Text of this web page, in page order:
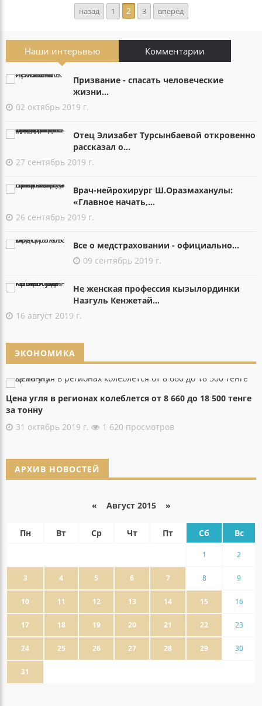
назад 1 2 3 вперед
Наши интерьвью Комментарии
Призвание - спасать человеческие
жизни...
02 октябрь 2019 г.
Отец Элизабет Турсынбаевой откровенно
рассказал о...
27 сентябрь 2019 г.
Врач-нейрохирург Ш.Оразмаханулы:
«Главное начать,...
26 сентябрь 2019 г.
Все о медстраховании - официально...
09 сентябрь 2019 г.
Не женская профессия кызылординки
Назгуль Кенжетай...
16 август 2019 г.
ЭКОНОМИКА
Цена угля в регионах колеблется от 8 660 до 18 500 тенге
за тонну
31 октябрь 2019 г.
1 620 просмотров
АРХИВ НОВОСТЕЙ
« Август 2015 »
Пн Вт Ср Чт Пт Сб Вс
1 2
3 4 5 6 7 8 9
10 11 12 13 14 15 16
17 18 19 20 21 22 23
24 25 26 27 28 29 30
31